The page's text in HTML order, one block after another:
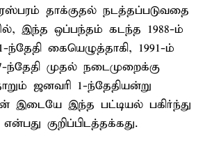
தாக்குதல் நடத்தப்படுவதை
இந்த ஒப்பந்தம் கடந்த 1988-ம்
கையெழுத்தாகி, 1991-ம்
முதல் நடைமுறைக்கு
ஜனவரி 1-ந்தேதியன்று
இடையே இந்த பட்டியல் பகிர்ந்து
குறிப்பிடத்தக்கது.